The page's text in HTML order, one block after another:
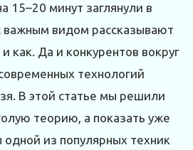
15–20 минут заглянули в
важным видом рассказывают
как. Да и конкурентов вокруг
технологий
В этой статье мы решили
теорию, а показать уже
одной из популярных техник